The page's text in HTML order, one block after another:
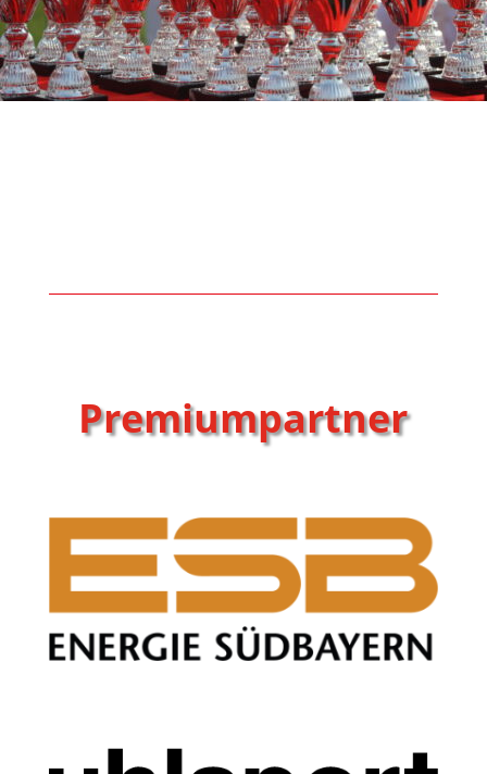
Premiumpartner